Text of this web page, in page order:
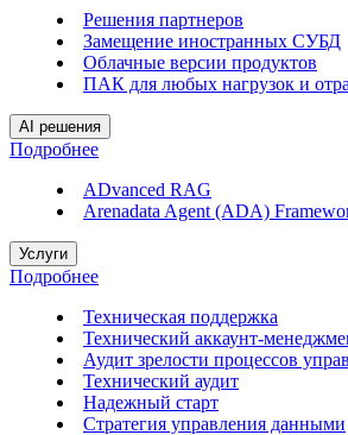
Решения партнеров
Замещение иностранных СУБД
Облачные версии продуктов
ПАК для любых нагрузок и
AI решения
Подробнее
ADvanced RAG
Arenadata Agent (ADA)
Услуги
Подробнее
Техническая поддержка
Технический аккаунт-
Аудит зрелости процессов
Технический аудит
Надежный старт
Стратегия управления данными